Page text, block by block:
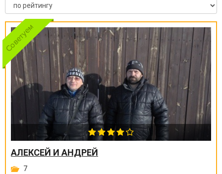
АЛЕКСЕЙ И АНДРЕЙ
7